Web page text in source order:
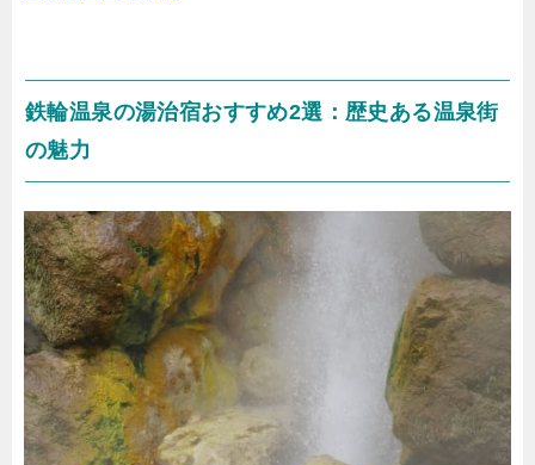
鉄輪温泉の湯治宿おすすめ2選：歴史ある温泉街
の魅力